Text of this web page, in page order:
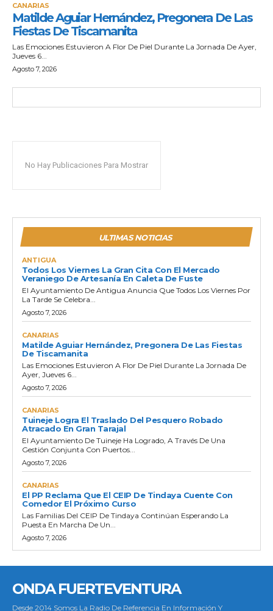
CANARIAS
Matilde Aguiar Hernández, Pregonera De Las
Fiestas De Tiscamanita
Las Emociones Estuvieron A Flor De Piel Durante La Jornada De Ayer,
Jueves 6...
Agosto 7, 2026
No Hay Publicaciones Para Mostrar
ULTIMAS NOTICIAS
ANTIGUA
Todos Los Viernes La Gran Cita Con El Mercado
Veraniego De Artesanía En Caleta De Fuste
El Ayuntamiento De Antigua Anuncia Que Todos Los Viernes Por
La Tarde Se Celebra...
Agosto 7, 2026
CANARIAS
Matilde Aguiar Hernández, Pregonera De Las Fiestas
De Tiscamanita
Las Emociones Estuvieron A Flor De Piel Durante La Jornada De
Ayer, Jueves 6...
Agosto 7, 2026
CANARIAS
Tuineje Logra El Traslado Del Pesquero Robado
Atracado En Gran Tarajal
El Ayuntamiento De Tuineje Ha Logrado, A Través De Una
Gestión Conjunta Con Puertos...
Agosto 7, 2026
CANARIAS
El PP Reclama Que El CEIP De Tindaya Cuente Con
Comedor El Próximo Curso
Las Familias Del CEIP De Tindaya Continúan Esperando La
Puesta En Marcha De Un...
Agosto 7, 2026
ONDA FUERTEVENTURA
Desde 2014 Somos La Radio De Referencia En Información Y